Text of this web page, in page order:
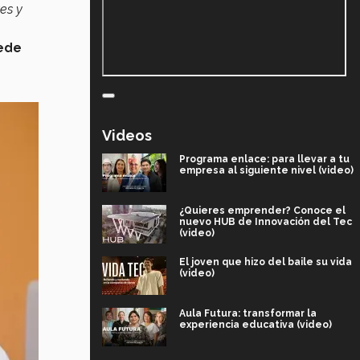
y
Videos
Programa enlace: para llevar a tu
empresa al siguiente nivel (video)
¿Quieres emprender? Conoce el
nuevo HUB de Innovación del Tec
(video)
El joven que hizo del baile su vida
(video)
Aula Futura: transformar la
experiencia educativa (video)